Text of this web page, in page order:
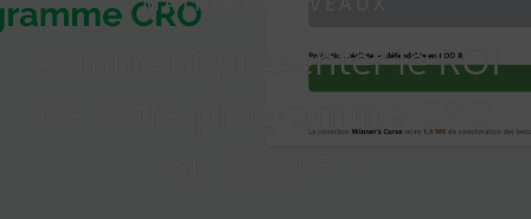
Comment présenter le ROI